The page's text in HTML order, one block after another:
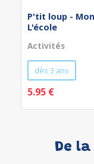
P'tit loup -
L'école
Activités
dès 3 ans
5.95 €
De